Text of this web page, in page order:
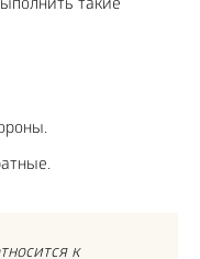
такие
к